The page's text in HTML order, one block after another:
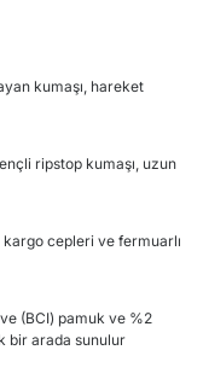
kumaşı, hareket
ripstop kumaşı, uzun
cepleri ve fermuarlı
(BCI) pamuk ve %2
bir arada sunulur